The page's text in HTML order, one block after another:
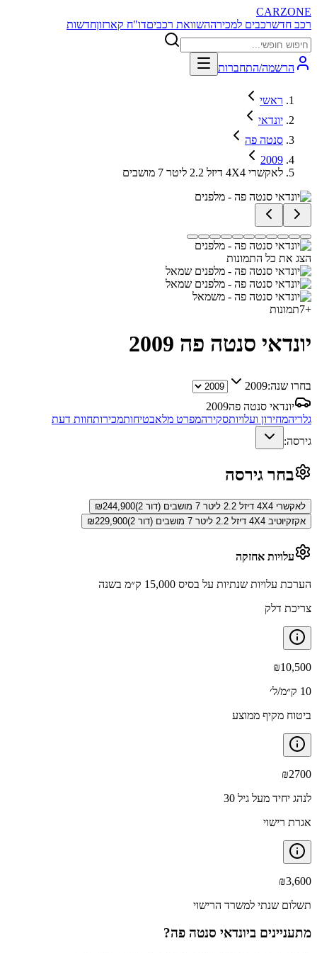
CARZONE
רכב חדשרכבים למכירההשוואת רכביםדו"ח קארזוןחדשות
הרשמה/התחברות
ראשי
יונדאי
סנטה פה
2009
לאקשרי 4X4 דיזל 2.2 ליטר 7 מושבים
הצג את כל התמונות
+
7תמונות
יונדאי סנטה פה 2009
בחרו שנה:2009
יונדאי סנטה פה2009
גלריהמחירון ועלויותסקירהמפרט מלאבטיחותמכירותחוות דעת
גירסה:
בחר גירסה
לאקשרי 4X4 דיזל 2.2 ליטר 7 מושבים (דור 2) ₪244,900
אקזקיוטיב 4X4 דיזל 2.2 ליטר 7 מושבים (דור 2)
₪229,900
עלויות אחזקה
הערכת עלויות שנתיות על בסיס 15,000 ק״מ בשנה
צריכת דלק
₪10,500
10 ק״מ/ל׳
ביטוח מקיף ממוצע
₪2700
לנהג יחיד מעל גיל 30
אגרת רישוי
₪3,600
תשלום שנתי למשרד הרישוי
מתעניינים ביונדאי סנטה פה?